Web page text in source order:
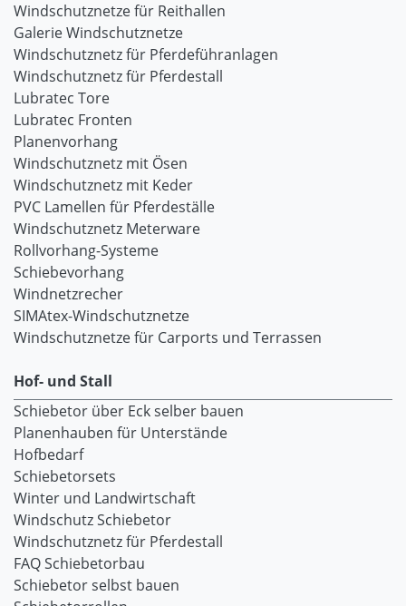
Windschutznetze für Reithallen
Galerie Windschutznetze
Windschutznetz für Pferdeführanlagen
Windschutznetz für Pferdestall
Lubratec Tore
Lubratec Fronten
Planenvorhang
Windschutznetz mit Ösen
Windschutznetz mit Keder
PVC Lamellen für Pferdeställe
Windschutznetz Meterware
Rollvorhang-Systeme
Schiebevorhang
Windnetzrecher
SIMAtex-Windschutznetze
Windschutznetze für Carports und Terrassen
Hof- und Stall
Schiebetor über Eck selber bauen
Planenhauben für Unterstände
Hofbedarf
Schiebetorsets
Winter und Landwirtschaft
Windschutz Schiebetor
Windschutznetz für Pferdestall
FAQ Schiebetorbau
Schiebetor selbst bauen